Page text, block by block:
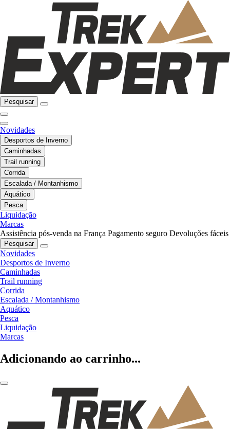
Pesquisar
Novidades
Desportos de Inverno
Caminhadas
Trail running
Corrida
Escalada / Montanhismo
Aquático
Pesca
Liquidação
Marcas
Assistência pós-venda na França Pagamento seguro Devoluções fáceis
Pesquisar
Novidades
Desportos de Inverno
Caminhadas
Trail running
Corrida
Escalada / Montanhismo
Aquático
Pesca
Liquidação
Marcas
Adicionando ao carrinho...